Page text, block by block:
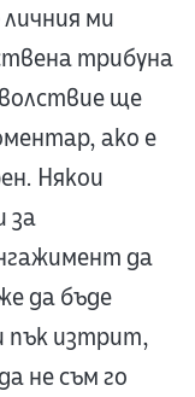
ми
трибуна
ще
ако е
Някои
за
да
да бъде
пък изтрит,
не съм го